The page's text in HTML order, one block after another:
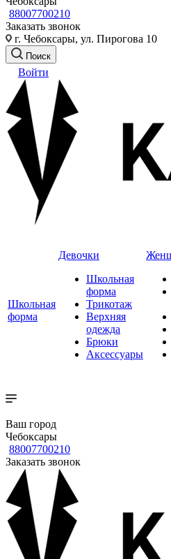
88007700210
Заказать звонок
г. Чебоксары, ул. Пирогова 10
Поиск
Войти
Школьная
форма
Девочки
Школьная
форма
Трикотаж
Верхняя
одежда
Брюки
Аксессуары
Ваш город
Чебоксары
88007700210
Заказать звонок